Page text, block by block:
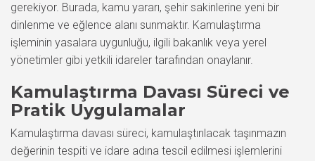
gerekiyor. Burada, kamu yararı, şehir sakinlerine yeni bir
dinlenme ve eğlence alanı sunmaktır. Kamulaştırma
işleminin yasalara uygunluğu, ilgili bakanlık veya yerel
yönetimler gibi yetkili idareler tarafından onaylanır.
Kamulaştırma Davası Süreci ve
Pratik Uygulamalar
Kamulaştırma davası süreci, kamulaştırılacak taşınmazın
değerinin tespiti ve idare adına tescil edilmesi işlemlerini